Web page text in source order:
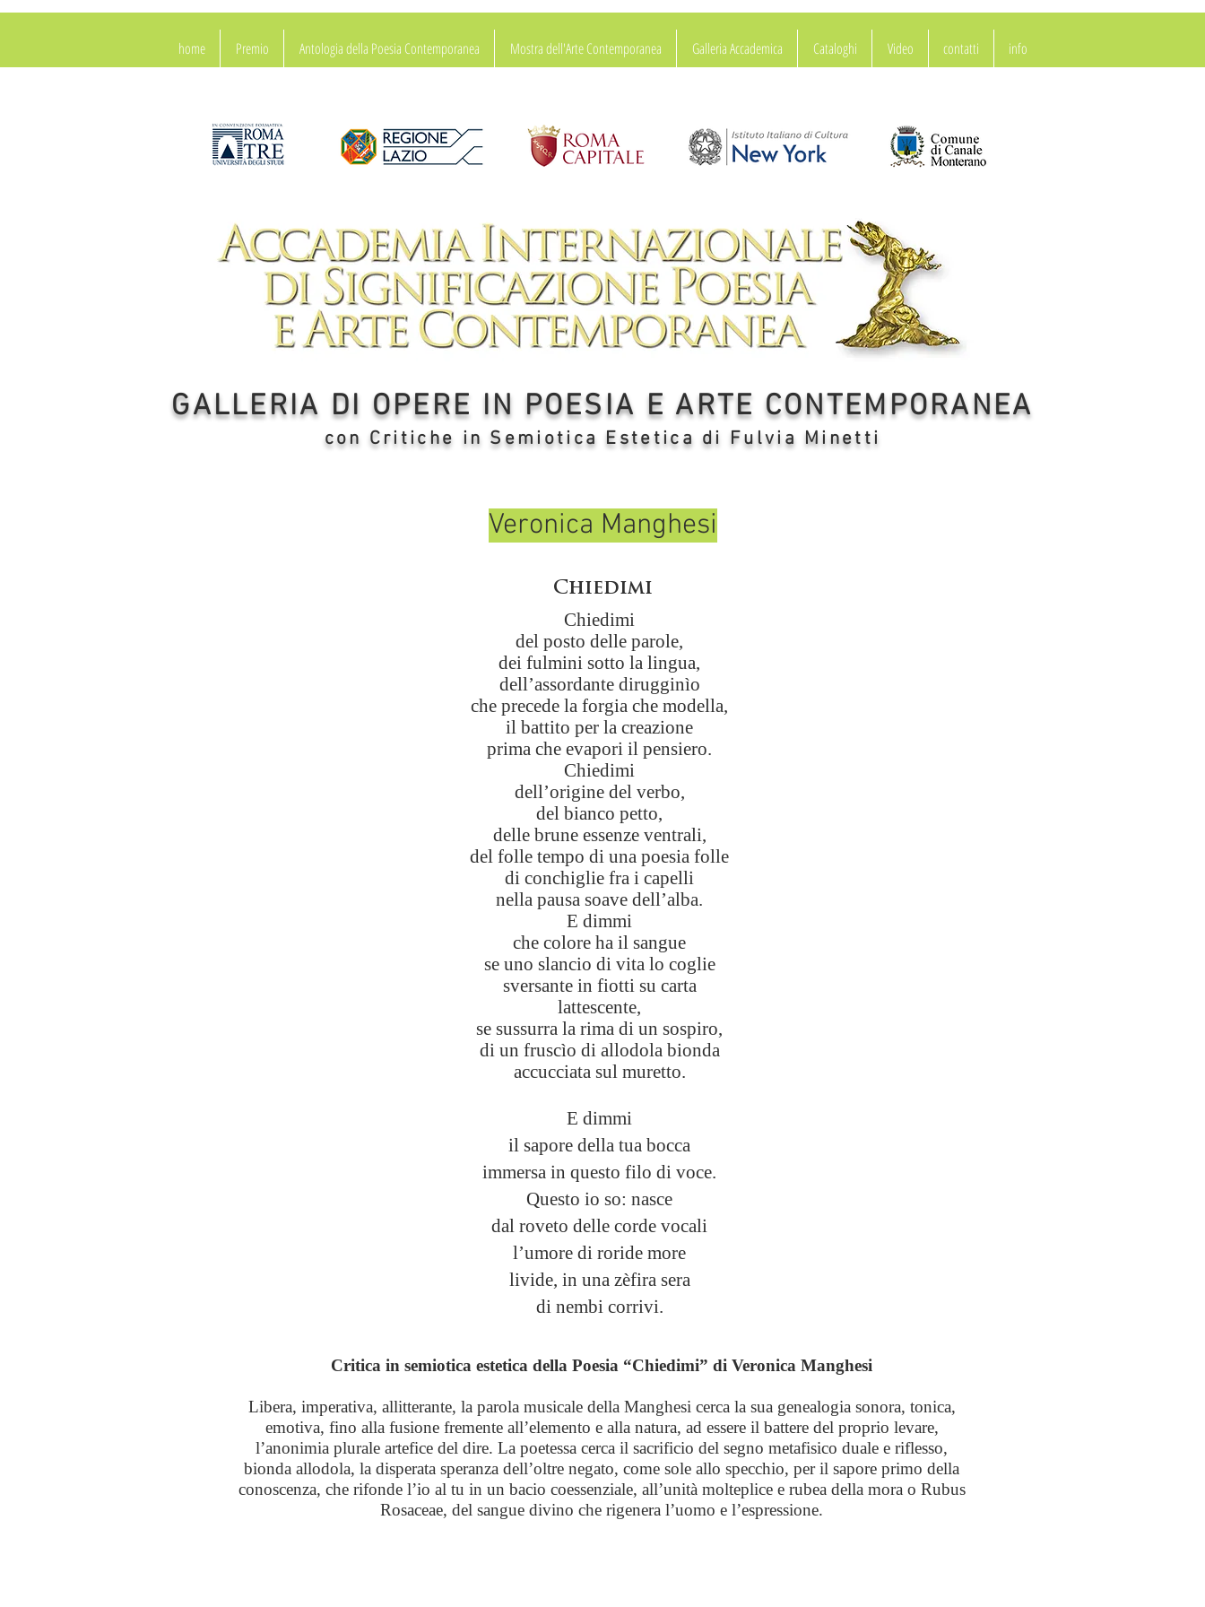
GALLERIA DI OPERE IN POESIA E ARTE CONTEMPORANEA
con Critiche in Semiotica Estetica di Fulvia Minetti
home Premio Antologia della Poesia Contemporanea Mostra dell'Arte Contemporanea Galleria Accademica Cataloghi Video contatti info
Veronica Manghesi
Chiedimi
Chiedimi
del posto delle parole,
dei fulmini sotto la lingua,
dell’assordante dirugginìo
che precede la forgia che modella,
il battito per la creazione
prima che evapori il pensiero.
Chiedimi
dell’origine del verbo,
del bianco petto,
delle brune essenze ventrali,
del folle tempo di una poesia folle
di conchiglie fra i capelli
nella pausa soave dell’alba.
E dimmi
che colore ha il sangue
se uno slancio di vita lo coglie
sversante in fiotti su carta
lattescente,
se sussurra la rima di un sospiro,
di un fruscìo di allodola bionda
accucciata sul muretto.
E dimmi
il sapore della tua bocca
immersa in questo filo di voce.
Questo io so: nasce
dal roveto delle corde vocali
l’umore di roride more
livide, in una zèfira sera
di nembi corrivi.
Critica in semiotica estetica della Poesia “Chiedimi” di Veronica Manghesi
Libera, imperativa, allitterante, la parola musicale della Manghesi cerca la sua genealogia sonora, tonica,
emotiva, fino alla fusione fremente all’elemento e alla natura, ad essere il battere del proprio levare,
l’anonimia plurale artefice del dire. La poetessa cerca il sacrificio del segno metafisico duale e riflesso,
bionda allodola, la disperata speranza dell’oltre negato, come sole allo specchio, per il sapore primo della
conoscenza, che rifonde l’io al tu in un bacio coessenziale, all’unità molteplice e rubea della mora o Rubus
Rosaceae, del sangue divino che rigenera l’uomo e l’espressione.